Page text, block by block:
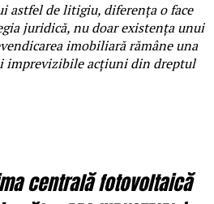
astfel de litigiu, diferența o face
juridică, nu doar existența unui
imobiliară rămâne una
imprevizibile acțiuni din dreptul
centrală fotovoltaică